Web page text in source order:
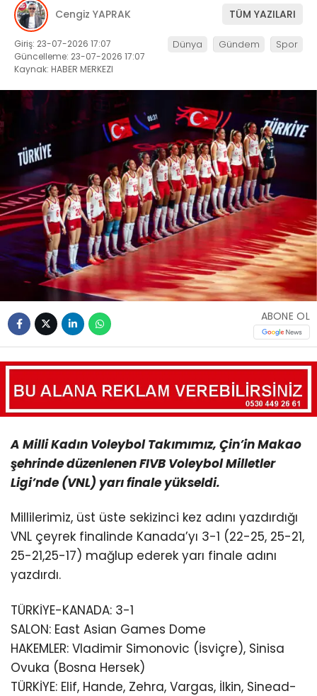
Cengiz YAPRAK TÜM YAZILARI
Giriş: 23-07-2026 17:07
Güncelleme: 23-07-2026 17:07
Kaynak: HABER MERKEZI
Dünya Gündem Spor
ABONE OL
A Milli Kadın Voleybol Takımımız, Çin’in Makao
şehrinde düzenlenen FIVB Voleybol Milletler
Ligi’nde (VNL) yarı finale yükseldi.
Millilerimiz, üst üste sekizinci kez adını yazdırdığı
VNL çeyrek finalinde Kanada’yı 3-1 (22-25, 25-21,
25-21,25-17) mağlup ederek yarı finale adını
yazdırdı.
TÜRKİYE-KANADA: 3-1
SALON: East Asian Games Dome
HAKEMLER: Vladimir Simonovic (İsviçre), Sinisa
Ovuka (Bosna Hersek)
TÜRKİYE: Elif, Hande, Zehra, Vargas, İlkin, Sinead-